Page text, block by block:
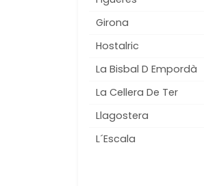
Girona
Hostalric
La Bisbal D Empordà
La Cellera De Ter
Llagostera
L´Escala